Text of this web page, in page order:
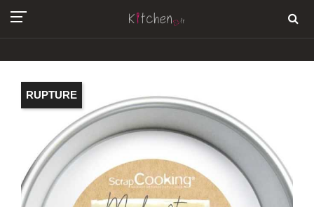
RUPTURE